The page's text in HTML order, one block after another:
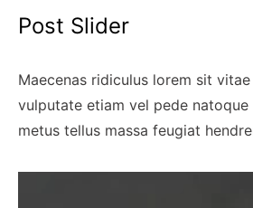
Post Slider
Maecenas ridiculus lorem sit
vulputate etiam vel pede natoque
metus tellus massa feugiat